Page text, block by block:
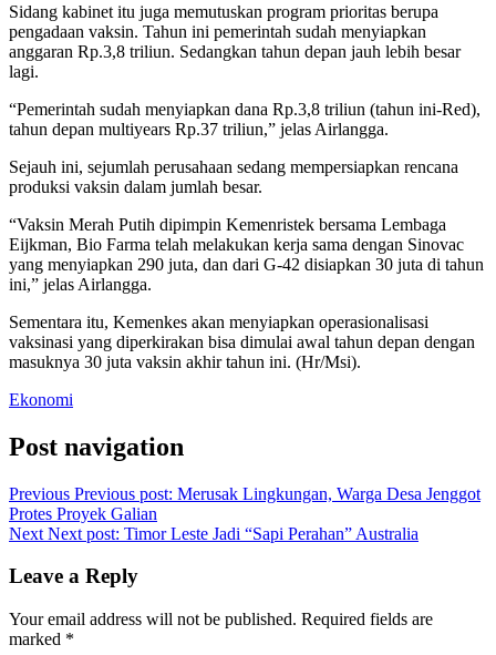
Sidang kabinet itu juga memutuskan program prioritas berupa
pengadaan vaksin. Tahun ini pemerintah sudah menyiapkan
anggaran Rp.3,8 triliun. Sedangkan tahun depan jauh lebih besar
lagi.
“Pemerintah sudah menyiapkan dana Rp.3,8 triliun (tahun ini-Red),
tahun depan multiyears Rp.37 triliun,” jelas Airlangga.
Sejauh ini, sejumlah perusahaan sedang mempersiapkan rencana
produksi vaksin dalam jumlah besar.
“Vaksin Merah Putih dipimpin Kemenristek bersama Lembaga
Eijkman, Bio Farma telah melakukan kerja sama dengan Sinovac
yang menyiapkan 290 juta, dan dari G-42 disiapkan 30 juta di tahun
ini,” jelas Airlangga.
Sementara itu, Kemenkes akan menyiapkan operasionalisasi
vaksinasi yang diperkirakan bisa dimulai awal tahun depan dengan
masuknya 30 juta vaksin akhir tahun ini. (Hr/Msi).
Ekonomi
Post navigation
Previous Previous post: Merusak Lingkungan, Warga Desa Jenggot
Protes Proyek Galian
Next Next post: Timor Leste Jadi “Sapi Perahan” Australia
Leave a Reply
Your email address will not be published. Required fields are
marked *